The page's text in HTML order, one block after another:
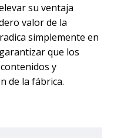
su ventaja
valor de la
simplemente en
que los
y
de la fábrica.